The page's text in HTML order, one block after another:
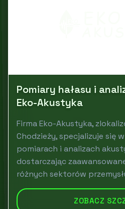
Pomiary hałasu i
Eko-Akustyka
Firma Eko-Akustyka,
Chodzieży, specjalizuje się
pomiarach i analizach
dostarczając
różnych sektorów
ZOBACZ